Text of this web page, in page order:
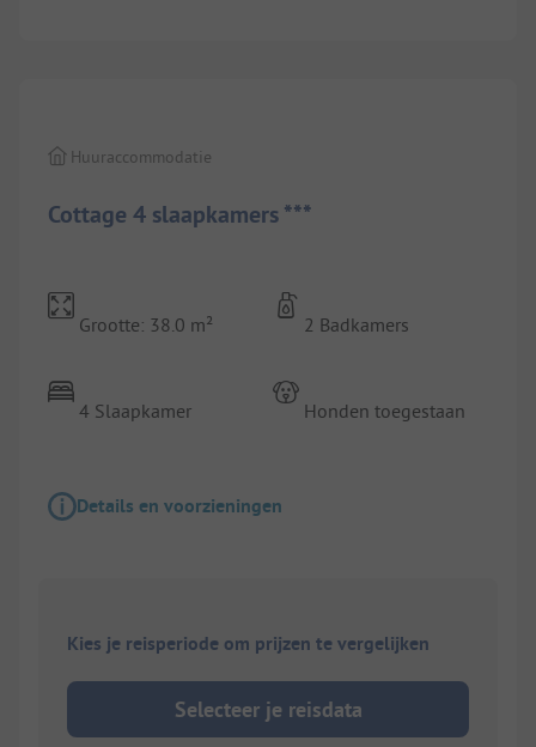
Cottage 4 slaapkamers ***
Huuraccommodatie
Grootte: 38.0 m²
4 Slaapkamer
2 Badkamers
Honden toegestaan
Details en voorzieningen
Kies je reisperiode om prijzen te vergelijken
Selecteer je reisdata